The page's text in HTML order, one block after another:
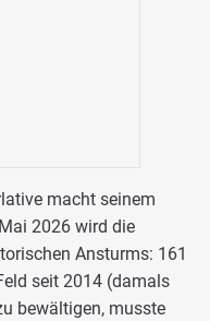
macht seinem
2026 wird die
Ansturms: 161
seit 2014 (damals
bewältigen, musste